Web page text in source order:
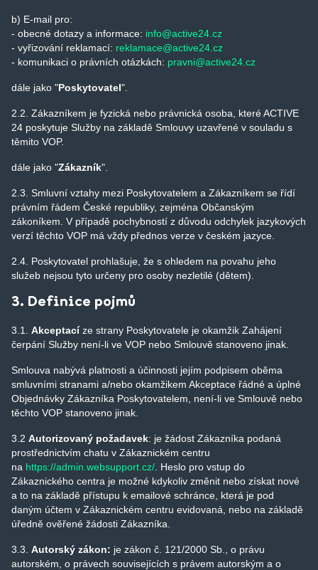
b) E-mail pro:
- obecné dotazy a informace: info@active24.cz
- vyřizování reklamací: reklamace@active24.cz
- komunikaci o právních otázkách: pravni@active24.cz
dále jako "Poskytovatel".
2.2. Zákazníkem je fyzická nebo právnická osoba, které ACTIVE
24 poskytuje Služby na základě Smlouvy uzavřené v souladu s
těmito VOP.
dále jako "Zákazník".
2.3. Smluvní vztahy mezi Poskytovatelem a Zákazníkem se řídí
právním řádem České republiky, zejména Občanským
zákoníkem. V případě pochybností z důvodu odchylek jazykových
verzí těchto VOP má vždy přednos verze v českém jazyce.
2.4. Poskytovatel prohlašuje, že s ohledem na povahu jeho
služeb nejsou tyto určeny pro osoby nezletilé (dětem).
3. Definice pojmů
3.1. Akceptacíze strany Poskytovatele je okamžik Zahájení
čerpání Služby není-li ve VOP nebo Smlouvě stanoveno jinak.
Smlouva nabývá platnosti a účinnosti jejím podpisem oběma
smluvními stranami a/nebo okamžikem Akceptace řádné a úplné
Objednávky Zákazníka Poskytovatelem, není-li ve Smlouvě nebo
těchto VOP stanoveno jinak.
3.2 Autorizovaný požadavek: je žádost Zákazníka podaná
prostřednictvím chatu v Zákaznickém centru
na https://admin.websupport.cz/ . Heslo pro vstup do
Zákaznického centra je možné kdykoliv změnit nebo získat nové
a to na základě přístupu k emailové schránce, která je pod
daným účtem v Zákaznickém centru evidovaná, nebo na základě
úředně ověřené žádosti Zákazníka.
3.3. Autorský zákon: je zákon č. 121/2000 Sb., o právu
autorském, o právech souvisejících s právem autorským a o